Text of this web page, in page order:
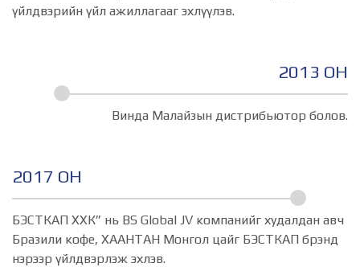
үйлдвэрийн үйл ажиллагааг эхлүүлэв.
2013 ОН
Винда Малайзын дистрибьютор болов.
2017 ОН
БЭСТКАП ХХК” нь BS Global JV компанийг худалдан авч
Бразили кофе, XAAHTAH Монгол цайг БЭСТКАП брэнд
нэрээр үйлдвэрлэж эхлэв.